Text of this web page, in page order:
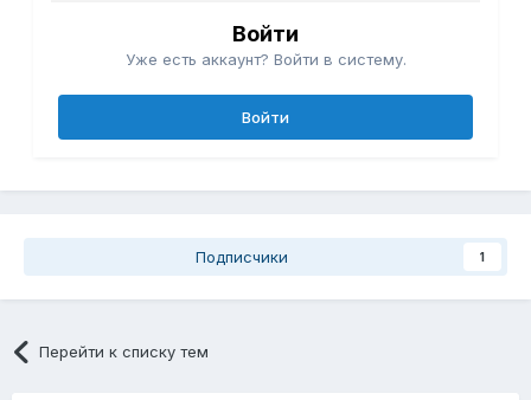
Войти
Уже есть аккаунт? Войти в систему.
Войти
Подписчики 1
Перейти к списку тем